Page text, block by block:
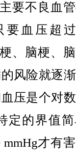
要不良血
血压超过
、脑梗、
风险就逐
压是个对
定的界值
才有